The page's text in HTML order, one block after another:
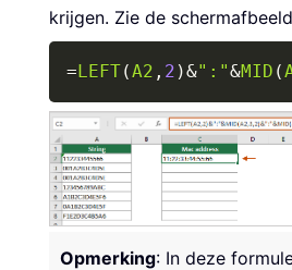
krijgen. Zie de
= LEFT(A2 , 2 )&":"&MID (
Opmerking: In deze